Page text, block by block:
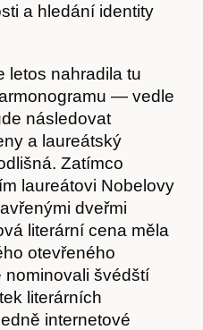
a hledání identity
letos nahradila tu
— vedle
následovat
a laureátský
Zatímco
laureátovi Nobelovy
dveřmi
literární cena měla
otevřeného
nominovali švédští
literárních
internetové